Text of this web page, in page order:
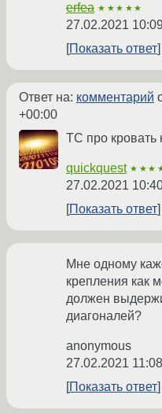
erfea ★★★★★
27.02.2021
Показать ответ
Ответ на: комментарий
+00:00
ТС про кровать
quickquest
27.02.2021
Показать ответ
Мне одному
крепления как
должен
диагоналей?
anonymous
27.02.2021
Показать ответ